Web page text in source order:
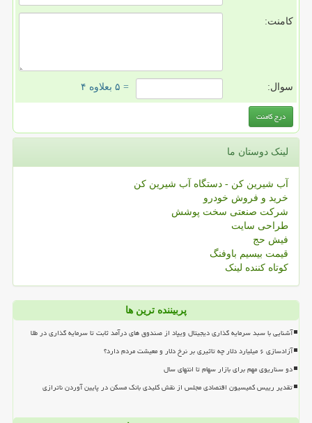
کامنت:
سوال: = ۵ بعلاوه ۴
لینک دوستان ما
آب شیرین کن - دستگاه آب شیرین کن
خرید و فروش خودرو
شرکت صنعتی سخت پوشش
طراحی سایت
فیش حج
قیمت بیسیم باوفنگ
کوتاه کننده لینک
پربیننده ترین ها
آشنایی با سبد سرمایه گذاری دیجیتال ویپاد از صندوق های درآمد ثابت تا سرمایه گذاری در طلا
آزادسازی ۶ میلیارد دلار چه تاثیری بر نرخ دلار و معیشت مردم دارد؟
دو سناریوی مهم برای بازار سهام تا انتهای سال
تقدیر رییس کمیسیون اقتصادی مجلس از نقش کلیدی بانک مسکن در پایین آوردن ناترازی